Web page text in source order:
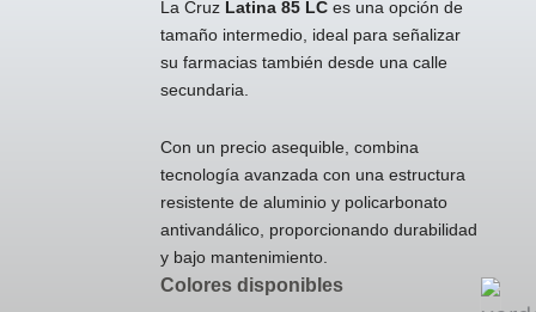
La Cruz Latina 85 LC es una opción de
tamaño intermedio, ideal para señalizar
su farmacias también desde una calle
secundaria.
Con un precio asequible, combina
tecnología avanzada con una estructura
resistente de aluminio y policarbonato
antivandálico, proporcionando durabilidad
y bajo mantenimiento.
Colores disponibles